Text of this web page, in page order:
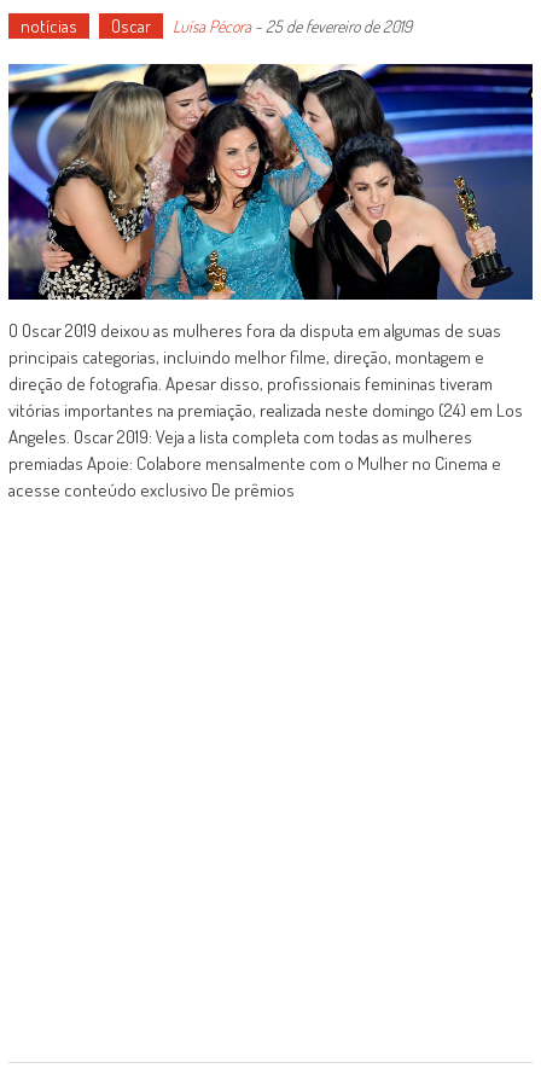
notícias Oscar Luísa Pécora- 25 de fevereiro de 2019
O Oscar 2019 deixou as mulheres fora da disputa em algumas de suas
principais categorias, incluindo melhor filme, direção, montagem e
direção de fotografia. Apesar disso, profissionais femininas tiveram
vitórias importantes na premiação, realizada neste domingo (24) em Los
Angeles. Oscar 2019: Veja a lista completa com todas as mulheres
premiadas Apoie: Colabore mensalmente com o Mulher no Cinema e
acesse conteúdo exclusivo De prêmios